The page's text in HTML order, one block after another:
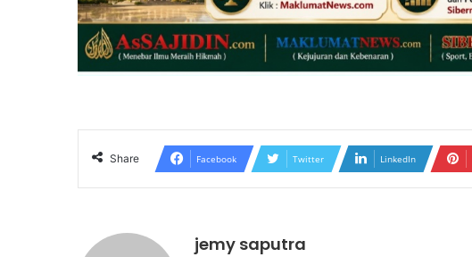
Share Facebook Twitter LinkedIn
jemy saputra